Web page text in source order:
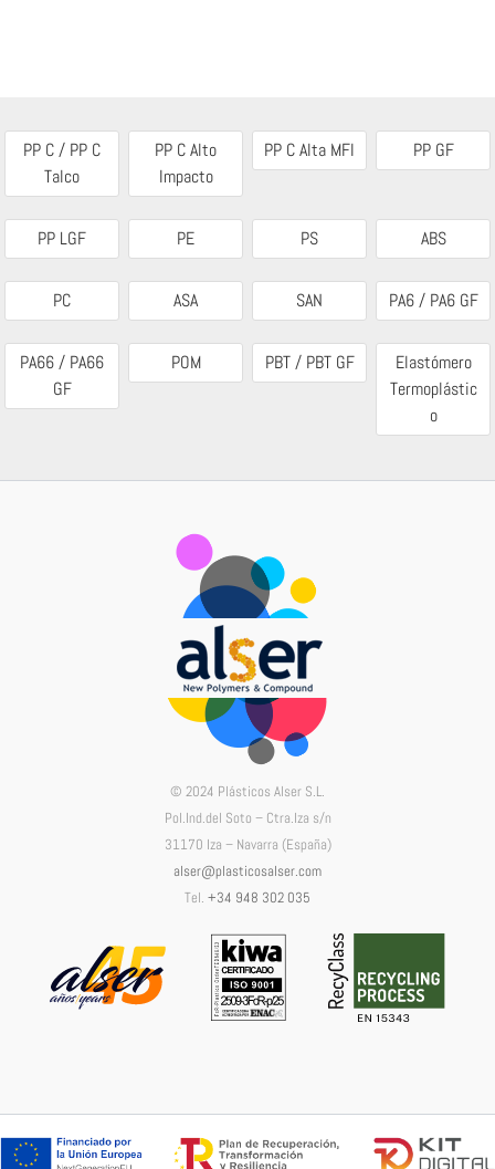
PP C / PP C
Talco
PP C Alto
Impacto
PP C Alta MFI PP GF
PP LGF PE PS ABS
PC ASA SAN PA6 / PA6 GF
PA66 / PA66
GF
POM PBT / PBT GF
Elastómero
Termoplástic
o
© 2024 Plásticos Alser S.L.
Pol.Ind.del Soto – Ctra.Iza s/n
31170 Iza – Navarra (España)
alser@plasticosalser.com
Tel. +34 948 302 035